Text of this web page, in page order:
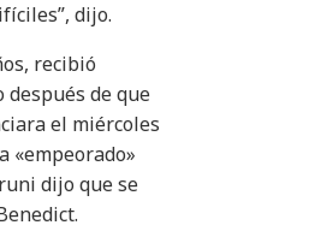
dijo.
recibió
de que
el miércoles
«empeorado»
dijo que se